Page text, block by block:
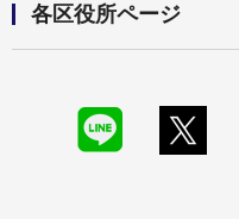
各区役所ページ